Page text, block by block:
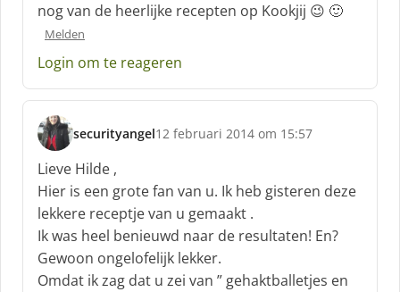
nog van de heerlijke recepten op Kookjij 😉 🙂
Melden
Login om te reageren
securityangel
s
c
h
r
e
e
f
:
12 februari 2014 om 15:57
Lieve Hilde ,
Hier is een grote fan van u. Ik heb gisteren deze
lekkere receptje van u gemaakt .
Ik was heel benieuwd naar de resultaten! En?
Gewoon ongelofelijk lekker.
Omdat ik zag dat u zei van ” gehaktballetjes en